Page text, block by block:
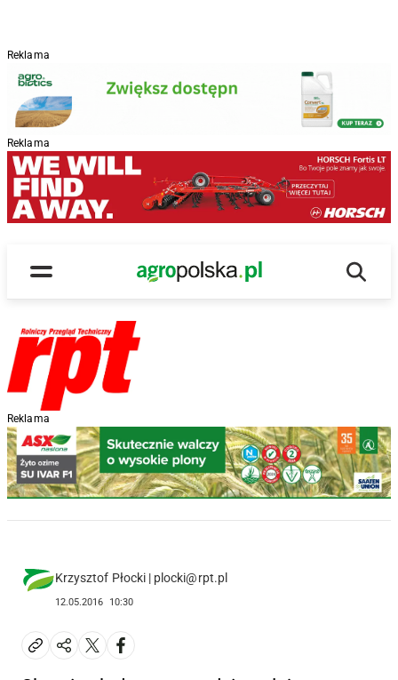
Reklama
Reklama
Menu
Main Logo
Reklama
Krzysztof Płocki | plocki@rpt.pl
12.05.2016 10:30